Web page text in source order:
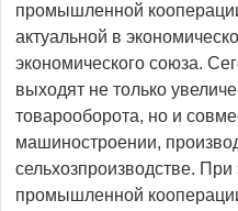
промышленной
актуальной в
экономического союза.
выходят не только
товарооборота, но и
машиностроении,
сельхозпроизводстве.
промышленной